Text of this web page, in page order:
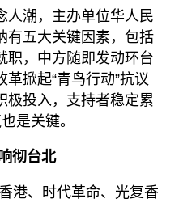
人潮，主办单位华人民
有五大关键因素，包括
职，中方随即发动环台
掀起“青鸟行动”抗议
极投入，支持者稳定累
是关键。
彻台北
港、时代革命、光复香